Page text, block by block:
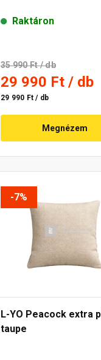
Raktáron
35 990 Ft/ db
29 990 Ft / db
29 990 Ft / db
Megnézem
-7%
L-YO Peacock extra
taupe